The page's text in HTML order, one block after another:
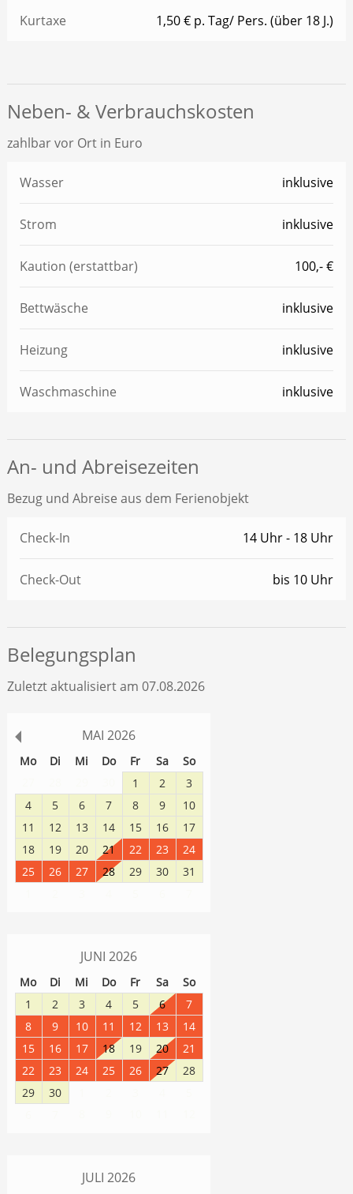
Kurtaxe 1,50 € p. Tag/ Pers. (über 18 J.)
Neben- & Verbrauchskosten
zahlbar vor Ort in Euro
Wasser inklusive
Strom inklusive
Kaution (erstattbar) 100,- €
Bettwäsche inklusive
Heizung inklusive
Waschmaschine inklusive
An- und Abreisezeiten
Bezug und Abreise aus dem Ferienobjekt
Check-In 14 Uhr - 18 Uhr
Check-Out bis 10 Uhr
Belegungsplan
Zuletzt aktualisiert am 07.08.2026
MAI 2026
Mo Di Mi Do Fr Sa
So
1 2
3
4
5 6 7 8 9
10
11
12 13 14 15 16
17
18
19 20 21 22 23
24
25
26 27 28 29 30
31
JUNI 2026
Mo Di Mi Do Fr Sa
So
1
2 3 4 5 6
7
8
9 10 11 12 13
14
15
16 17 18 19 20
21
22
23 24 25 26 27
28
29
30
JULI 2026